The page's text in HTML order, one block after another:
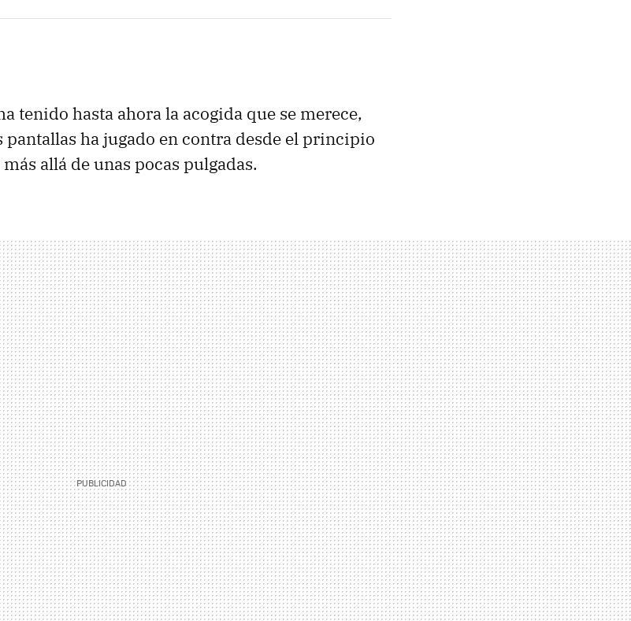
tenido hasta ahora la acogida que se merece,
pantallas ha jugado en contra desde el principio
allá de unas pocas pulgadas.